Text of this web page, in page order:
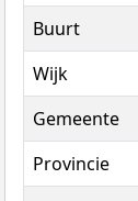
Buurt
Wijk
Gemeente
Provincie